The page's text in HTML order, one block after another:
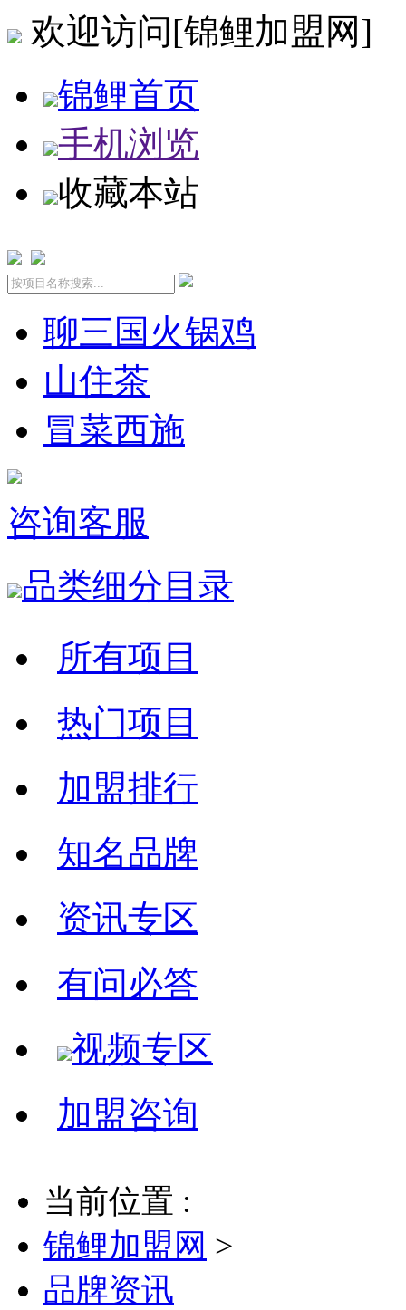
欢迎访问[锦鲤加盟网]
锦鲤首页
手机浏览
收藏本站
聊三国火锅鸡
山住茶
冒菜西施
咨询客服
品类细分目录
所有项目
热门项目
加盟排行
知名品牌
资讯专区
有问必答
视频专区
加盟咨询
当前位置 :
锦鲤加盟网 >
品牌资讯